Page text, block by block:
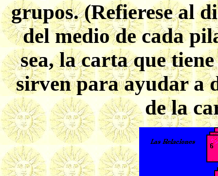
grupos. (Refierese al
del medio de cada
sea, la carta que
sirven para ayudar a
de la